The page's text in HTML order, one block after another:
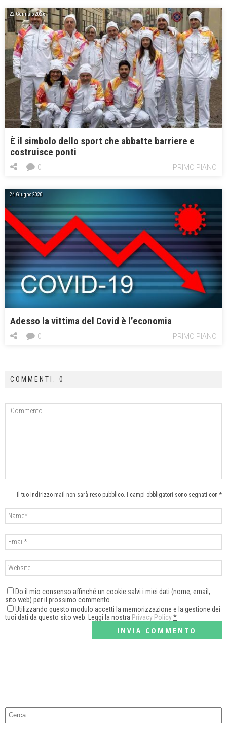
22 Gennaio 2026
È il simbolo dello sport che abbatte barriere e
costruisce ponti
PRIMO PIANO
0
24 Giugno 2020
Adesso la vittima del Covid è l’economia
PRIMO PIANO
0
COMMENTI: 0
Il tuo indirizzo mail non sarà reso pubblico. I campi obbligatori sono segnati con *
Do il mio consenso affinché un cookie salvi i miei dati (nome, email,
sito web) per il prossimo commento.
Utilizzando questo modulo accetti la memorizzazione e la gestione dei
tuoi dati da questo sito web. Leggi la nostra Privacy Policy*